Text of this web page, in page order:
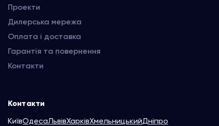
Проекти
Дилерська мережа
Оплата і доставка
Гарантія та повернення
Контакти
Контакти
КиївОдесаЛьвівХарківХмельницькийДніпро